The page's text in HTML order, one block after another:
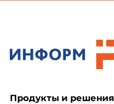
Продукты и решения